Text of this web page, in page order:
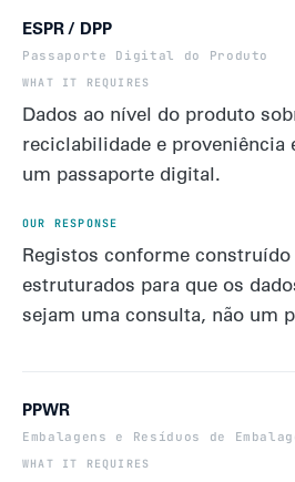
ESPR / DPP
Passaporte Digital do Produto
Dados ao nível do produto
reciclabilidade e proveniência
um passaporte digital.
Registos conforme construído
estruturados para que os
sejam uma consulta, não um
PPWR
Embalagens e Resíduos de